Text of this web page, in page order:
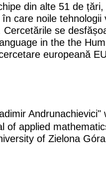
din alte 51 de
care noile tehnologii
se
in the the
europeană
Andrunachievici"
of applied
of Zielona